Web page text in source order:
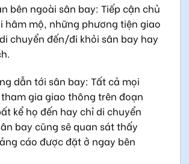
bên ngoài sân bay: Tiếp cận chủ
hâm mộ, những phương tiện giao
chuyển đến/đi khỏi sân bay hay
dẫn tới sân bay: Tất cả mọi
gia giao thông trên đoạn
kể họ đến hay chỉ di chuyển
bay cũng sẽ quan sát thấy
cáo được đặt ở ngay bên